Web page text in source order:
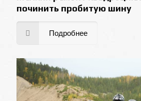
починить пробитую шину
Подробнее